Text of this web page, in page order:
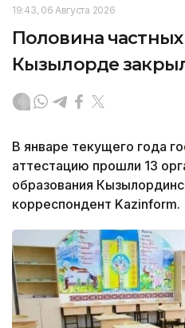
19:43, 06 Августа 2026
Половина
Кызылорде
В январе текущего года
аттестацию прошли 13
образования
корреспондент Kazinform.